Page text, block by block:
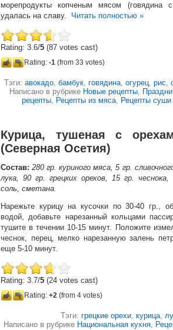
морепродукты копченым мясом (говядина
удалась на славу. Читать полностью »
Rating: 3.6/5 (87 votes cast)
Rating: -1 (from 33 votes)
Тэги: авокадо, бамбук, говядина, огурец, рис,
Написано в рубрике Новые рецепты,
рецепты, Рецепты из мяса, Рецепты суши
Курица, тушеная с
(Северная Осетия)
Состав:280 гр. куриного мяса, 5 гр.
лука, 90 гр. грецких орехов, 15 гр.
соль, сметана.
Нарежьте курицу на кусочки по 30-40 гр.,
водой, добавьте нарезанный кольцами
тушите в течении 10-15 минут. Положите
чеснок, перец, мелко нарезанную залень
еще 5-10 минут.
Rating: 3.7/5 (24 votes cast)
Rating: +2 (from 4 votes)
Тэги: грецкие орехи, курица,
Написано в рубрике Национальная кухня,